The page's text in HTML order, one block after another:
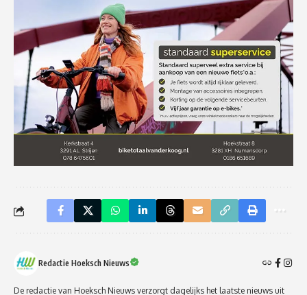
Redactie Hoeksch Nieuws
De redactie van Hoeksch Nieuws verzorgt dagelijks het laatste nieuws uit